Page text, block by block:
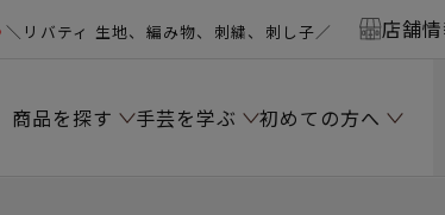
＼リバティ 生地、編み物、刺繍、刺し子／ 店舗
商品を探す 手芸を学ぶ 初めての方へ